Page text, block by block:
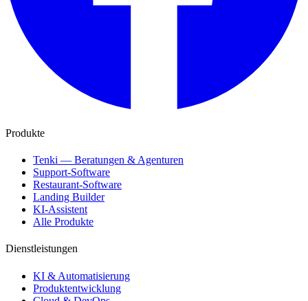
Produkte
Tenki — Beratungen & Agenturen
Support-Software
Restaurant-Software
Landing Builder
KI-Assistent
Alle Produkte
Dienstleistungen
KI & Automatisierung
Produktentwicklung